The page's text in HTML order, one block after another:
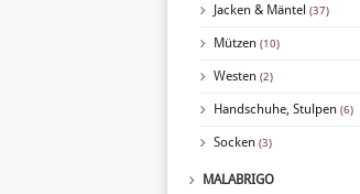
Jacken & Mäntel (37)
Mützen (10)
Westen (2)
Handschuhe, Stulpen (6)
Socken (3)
MALABRIGO